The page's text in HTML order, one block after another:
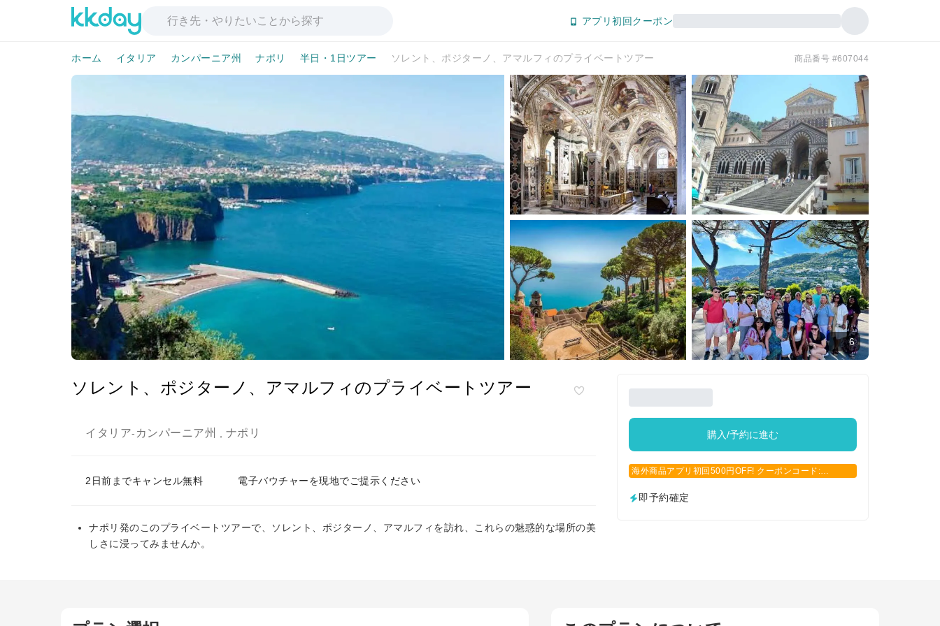
アプリ初回クーポン
ホーム イタリア カンパーニア州 ナポリ 半日・1日ツアー ソレント、ポジターノ、アマルフィのプライベートツアー 商品番号 #607044
6
ソレント、ポジターノ、アマルフィのプライベートツアー
イタリア- カンパーニア州 ナポリ
2日前までキャンセル無料 電子バウチャーを現地でご提示ください
ナポリ発のこのプライベートツアーで、ソレント、ポジターノ、アマルフィを訪れ、これらの魅惑的な場所の美
しさに浸ってみませんか。
購入/予約に進む
海外商品アプリ初回500円OFF! クーポンコード:
即予約確定